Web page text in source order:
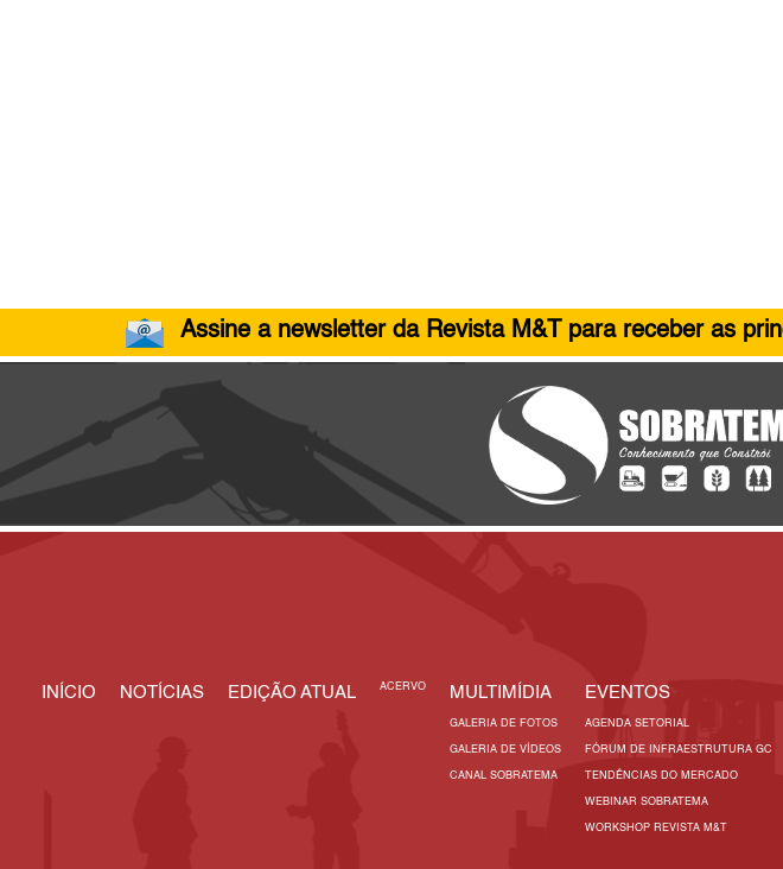
Assine a newsletter da Revista M&T para receber as
INÍCIO NOTÍCIAS EDIÇÃO ATUAL ACERVO MULTIMÍDIA
GALERIA DE FOTOS
GALERIA DE VÍDEOS
CANAL SOBRATEMA
EVENTOS
AGENDA SETORIAL
FÓRUM DE INFRAESTRUTURA GC
TENDÊNCIAS DO MERCADO
WEBINAR SOBRATEMA
WORKSHOP REVISTA M&T